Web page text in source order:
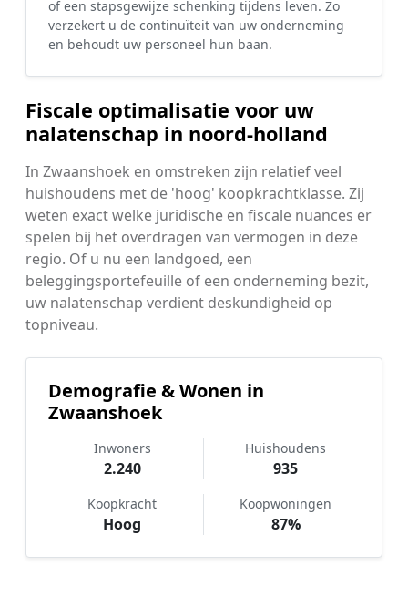
of een stapsgewijze schenking tijdens leven. Zo
verzekert u de continuïteit van uw onderneming
en behoudt uw personeel hun baan.
Fiscale optimalisatie voor uw
nalatenschap in noord-holland
In Zwaanshoek en omstreken zijn relatief veel
huishoudens met de 'hoog' koopkrachtklasse. Zij
weten exact welke juridische en fiscale nuances er
spelen bij het overdragen van vermogen in deze
regio. Of u nu een landgoed, een
beleggingsportefeuille of een onderneming bezit,
uw nalatenschap verdient deskundigheid op
topniveau.
Demografie & Wonen in
Zwaanshoek
Inwoners
2.240
Huishoudens
935
Koopkracht
Hoog
Koopwoningen
87%